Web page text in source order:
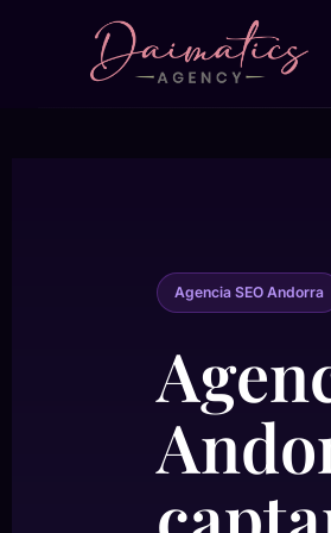
Agencia SEO Andorra